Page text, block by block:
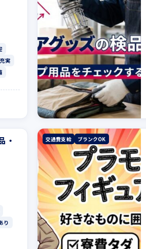
実
・
り
交通費支給 ブランクOK